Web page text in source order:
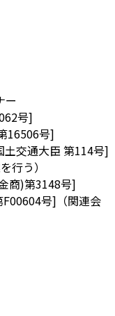
ー
号]
16506号]
交通大臣 第114号]
行う）
商)第3148号]
号]（関連会